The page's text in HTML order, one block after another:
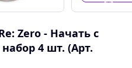
Zero - Начать с
4 шт. (Арт.